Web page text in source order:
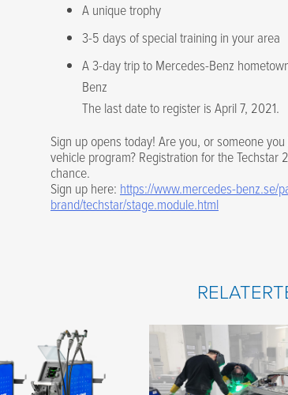
A unique trophy
3-5 days of special training in your area
A 3-day trip to Mercedes-Benz
Benz
The last date to register is April 7, 2021.
Sign up opens today! Are you, or someone
vehicle program? Registration for the
chance.
Sign up here: https://www.mercedes-benz.se/
brand/techstar/stage.module.html